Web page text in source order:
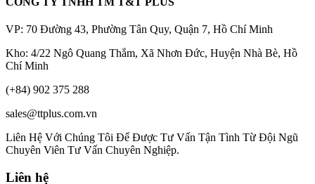
VP: 70 Đường 43, Phường Tân Quy, Quận 7, Hồ Chí Minh
Kho: 4/22 Ngô Quang Thắm, Xã Nhơn Đức, Huyện Nhà Bè, Hồ
Chí Minh
(+84) 902 375 288
sales@ttplus.com.vn
Liên Hệ Với Chúng Tôi Để Được Tư Vấn Tận Tình Từ Đội Ngũ
Chuyên Viên Tư Vấn Chuyên Nghiệp.
Liên hệ